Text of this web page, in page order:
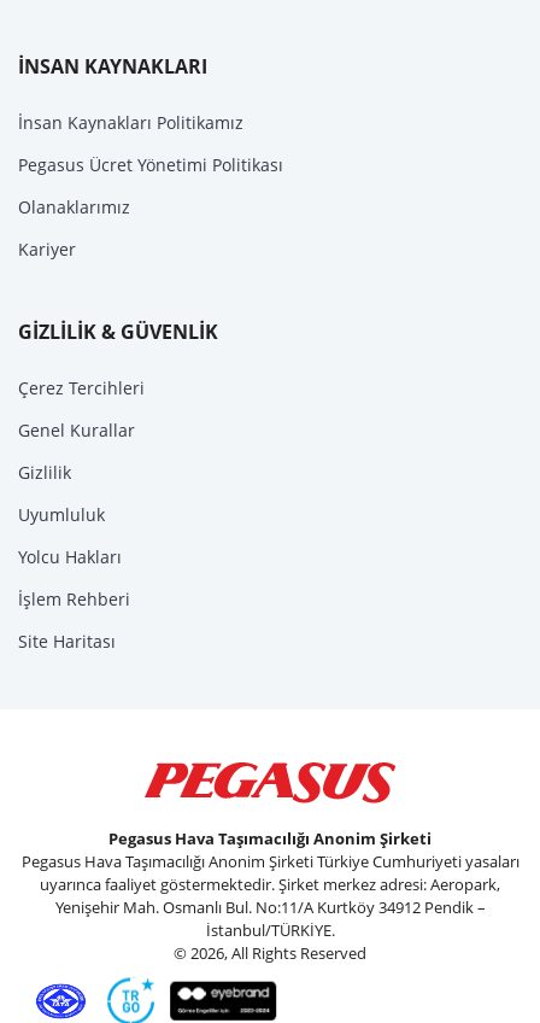
İNSAN KAYNAKLARI
İnsan Kaynakları Politikamız
Pegasus Ücret Yönetimi Politikası
Olanaklarımız
Kariyer
GİZLİLİK & GÜVENLİK
Çerez Tercihleri
Genel Kurallar
Gizlilik
Uyumluluk
Yolcu Hakları
İşlem Rehberi
Site Haritası
Pegasus Hava Taşımacılığı Anonim Şirketi
Pegasus Hava Taşımacılığı Anonim Şirketi Türkiye Cumhuriyeti yasaları
uyarınca faaliyet göstermektedir. Şirket merkez adresi: Aeropark,
Yenişehir Mah. Osmanlı Bul. No:11/A Kurtköy 34912 Pendik –
İstanbul/TÜRKİYE.
© 2026, All Rights Reserved